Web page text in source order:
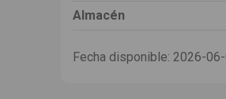
Almacén
Fecha disponible: 2026-